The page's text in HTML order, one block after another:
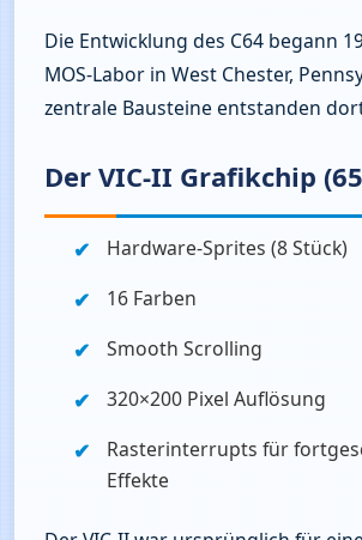
Die Entwicklung des C64 begann
MOS‑Labor in West Chester,
zentrale Bausteine entstanden
Der VIC‑II Grafikchip
Hardware-Sprites (8 Stück)
16 Farben
Smooth Scrolling
320×200 Pixel Auflösung
Rasterinterrupts für
Effekte